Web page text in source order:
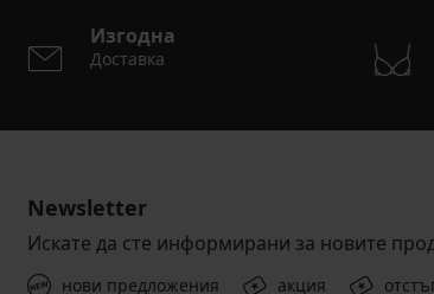
Изгодна
Доставка
Newsletter
Искате да сте информирани за новите
нови предложения акция